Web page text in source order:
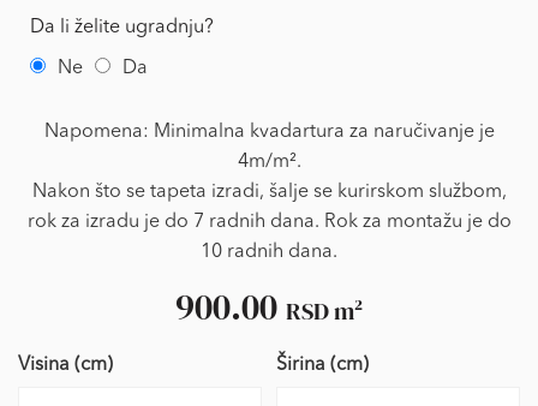
Da li želite ugradnju?
Ne Da
Napomena: Minimalna kvadartura za naručivanje je
4m/m².
Nakon što se tapeta izradi, šalje se kurirskom službom,
rok za izradu je do 7 radnih dana. Rok za montažu je do
10 radnih dana.
900.00 RSDm²
Visina (cm) Širina (cm)